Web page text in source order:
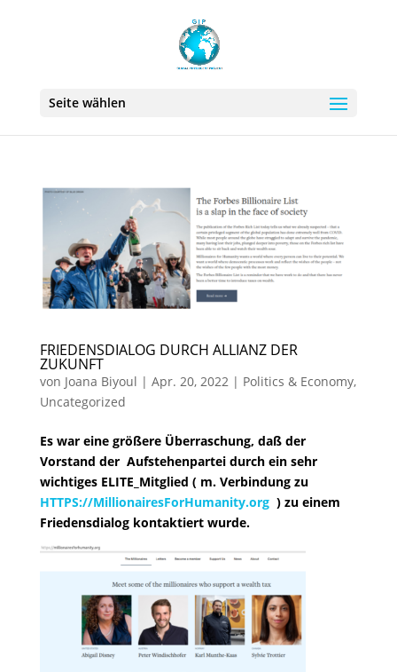
Seite wählen
FRIEDENSDIALOG DURCH ALLIANZ DER
ZUKUNFT
von Joana Biyoul | Apr. 20, 2022| Politics & Economy,
Uncategorized
Es war eine größere Überraschung, daß der
Vorstand der Aufstehenpartei durch ein sehr
wichtiges ELITE_Mitglied ( m. Verbindung zu
HTTPS://MillionairesForHumanity.org) zu einem
Friedensdialog kontaktiert wurde.